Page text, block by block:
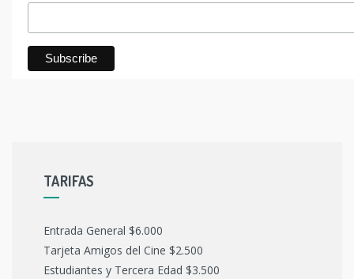
TARIFAS
Entrada General $6.000
Tarjeta Amigos del Cine $2.500
Estudiantes y Tercera Edad $3.500